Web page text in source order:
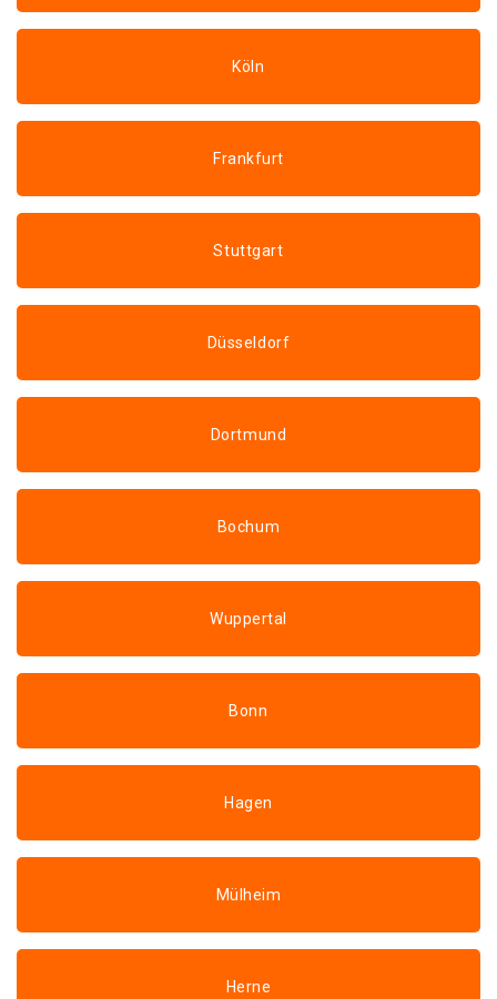
Köln
Frankfurt
Stuttgart
Düsseldorf
Dortmund
Bochum
Wuppertal
Bonn
Hagen
Mülheim
Herne